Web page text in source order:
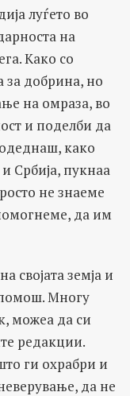
луѓето во
на
Како со
за добрина, но
на омраза, во
и поделби да
како
Србија, пукнаа
не знаеме
да им
својата земја и
Многу
можеа да си
редакции.
ги охрабри и
да не